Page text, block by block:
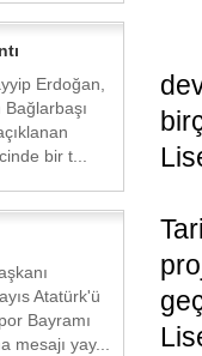
Erdoğan,
bir t...
Atatürk'ü
Bayramı
mesajı yay...